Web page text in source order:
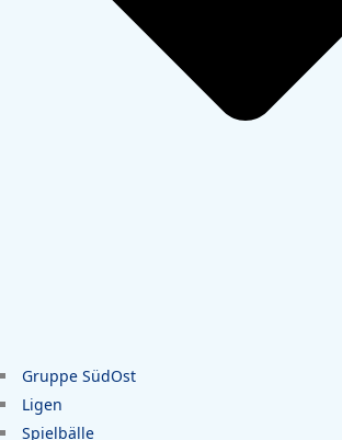
Gruppe SüdOst
Ligen
Spielbälle